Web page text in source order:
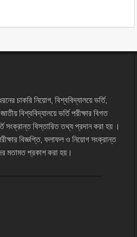
চাকরি নিয়োগ, বিশ্ববিদ্যালয়ে ভর্তি,
বিশ্ববিদ্যালয়ে ভর্তি পরীক্ষার বিগত
সংক্রান্ত বিস্তারিত তথ্য প্রদান করা হয় ।
বিজ্ঞপ্তি, ফলাফল ও নিয়োগ সংক্রান্ত
মতামত প্রকাশ করা হয়।